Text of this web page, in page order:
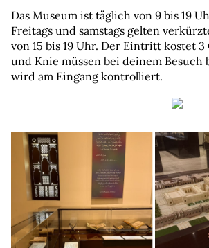
Das Museum ist täglich von 9 bis 19
Freitags und samstags gelten
von 15 bis 19 Uhr. Der Eintritt kostet
und Knie müssen bei deinem Besuch
wird am Eingang kontrolliert.